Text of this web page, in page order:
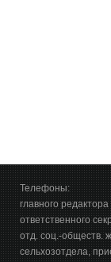
Телефоны:
главного
ответственного
отд. соц.-обществ.
сельхозотдела,